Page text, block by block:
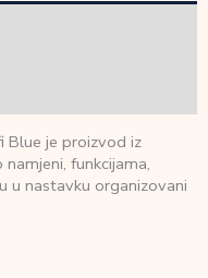
Blue je proizvod iz
funkcijama,
u nastavku organizovani